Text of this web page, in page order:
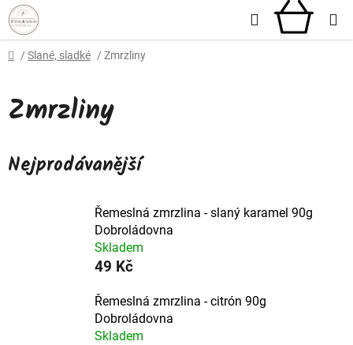
Přejít
na
obsah
Hledat
Domů
/ Slané, sladké / Zmrzliny
Zmrzliny
Nejprodávanější
Řemeslná zmrzlina - slaný karamel 90g
Dobroládovna
Skladem
49 Kč
Řemeslná zmrzlina - citrón 90g
Dobroládovna
Skladem